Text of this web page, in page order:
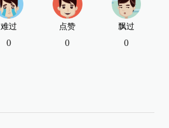
难过
0
点赞
0
飘过
0